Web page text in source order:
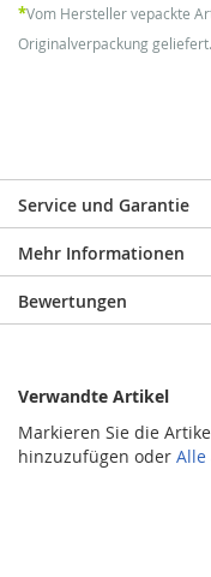
*Vom Hersteller vepackte
Originalverpackung
Service und Garantie
Mehr Informationen
Bewertungen
Verwandte Artikel
Markieren Sie die
hinzuzufügen oder Alle